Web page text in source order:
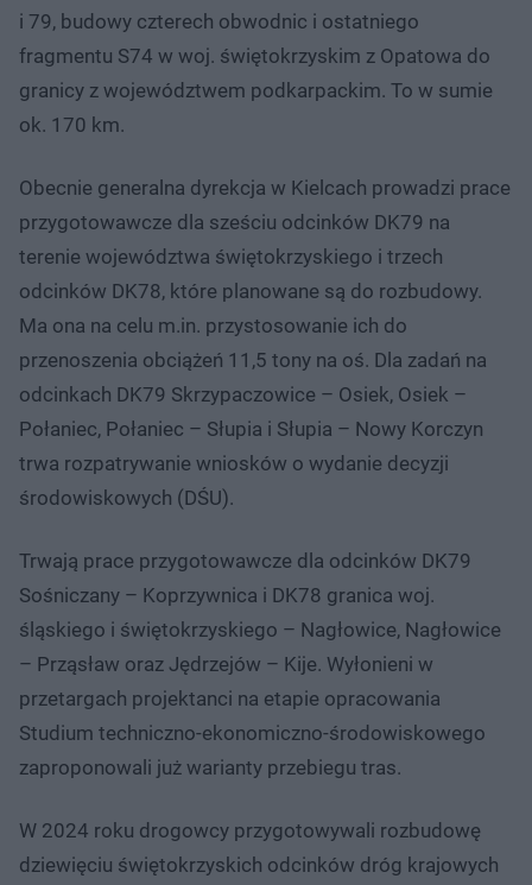
i 79, budowy czterech obwodnic i ostatniego
fragmentu S74 w woj. świętokrzyskim z Opatowa do
granicy z województwem podkarpackim. To w sumie
ok. 170 km.
Obecnie generalna dyrekcja w Kielcach prowadzi prace
przygotowawcze dla sześciu odcinków DK79 na
terenie województwa świętokrzyskiego i trzech
odcinków DK78, które planowane są do rozbudowy.
Ma ona na celu m.in. przystosowanie ich do
przenoszenia obciążeń 11,5 tony na oś. Dla zadań na
odcinkach DK79 Skrzypaczowice – Osiek, Osiek –
Połaniec, Połaniec – Słupia i Słupia – Nowy Korczyn
trwa rozpatrywanie wniosków o wydanie decyzji
środowiskowych (DŚU).
Trwają prace przygotowawcze dla odcinków DK79
Sośniczany – Koprzywnica i DK78 granica woj.
śląskiego i świętokrzyskiego – Nagłowice, Nagłowice
– Prząsław oraz Jędrzejów – Kije. Wyłonieni w
przetargach projektanci na etapie opracowania
Studium techniczno-ekonomiczno-środowiskowego
zaproponowali już warianty przebiegu tras.
W 2024 roku drogowcy przygotowywali rozbudowę
dziewięciu świętokrzyskich odcinków dróg krajowych